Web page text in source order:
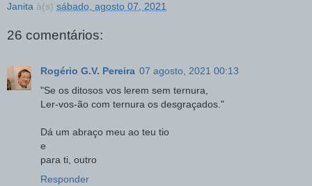
Janita à(s) sábado, agosto 07, 2021
26 comentários:
Rogério G.V. Pereira 07 agosto, 2021 00:13
"Se os ditosos vos lerem sem ternura,
Ler-vos-ão com ternura os desgraçados."
Dá um abraço meu ao teu tio
e
para ti, outro
Responder